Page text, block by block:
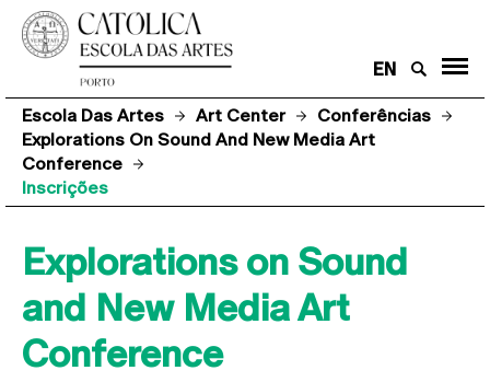
EN
Escola Das Artes Art Center
Conferências
Explorations On Sound And New Media Art
Conference
Inscrições
Explorations on Sound
and New Media Art
Conference